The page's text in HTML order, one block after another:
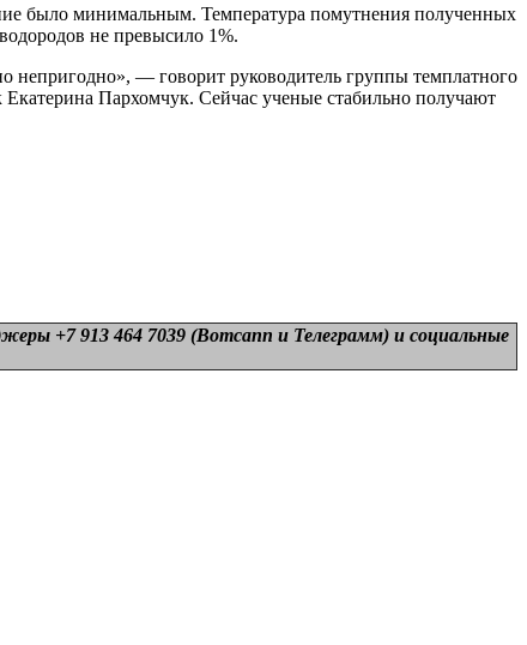
было минимальным. Температура помутнения полученных
не превысило 1%.
непригодно», — говорит руководитель группы темплатного
Пархомчук. Сейчас ученые стабильно получают
+7 913 464 7039 (Вотсапп и Телеграмм) и социальные